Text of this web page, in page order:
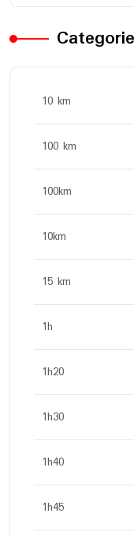
10 km
100 km
100km
10km
15 km
1h
1h20
1h30
1h40
1h45